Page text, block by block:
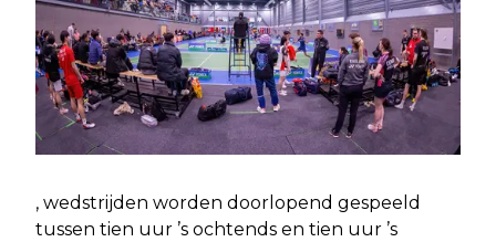
, wedstrijden worden doorlopend gespeeld
tussen tien uur ’s ochtends en tien uur ’s